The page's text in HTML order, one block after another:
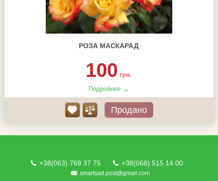
РОЗА МАСКАРАД
100 грн.
Подробнее →
Продано
+38(063) 769 37 75 +38(068) 515 14 00
smartsad.post@gmail.com